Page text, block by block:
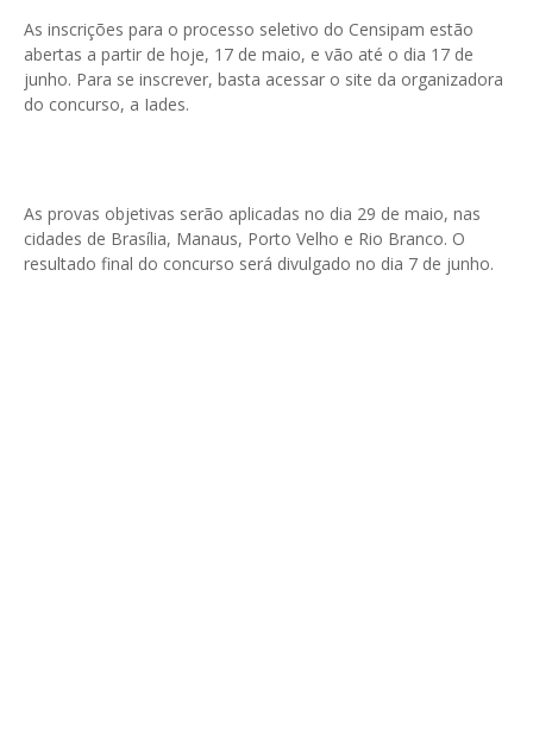
As inscrições para o processo seletivo do Censipam estão
abertas a partir de hoje, 17 de maio, e vão até o dia 17 de
junho. Para se inscrever, basta acessar o site da organizadora
do concurso, a Iades.
As provas objetivas serão aplicadas no dia 29 de maio, nas
cidades de Brasília, Manaus, Porto Velho e Rio Branco. O
resultado final do concurso será divulgado no dia 7 de junho.